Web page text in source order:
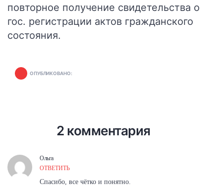
повторное получение свидетельства о
гос. регистрации актов гражданского
состояния.
ОПУБЛИКОВАНО:
2 комментария
Ольга
ОТВЕТИТЬ
Спасибо, все чётко и понятно.